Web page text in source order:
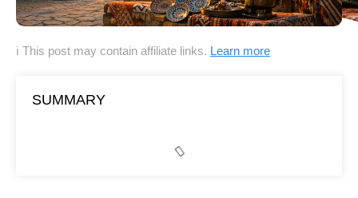
ℹ This post may contain affiliate links. Learn more
SUMMARY